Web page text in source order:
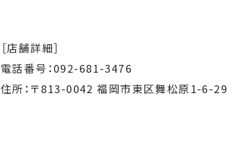
［店舗詳細］
電話番号：092-681-3476
住所：〒813-0042 福岡市東区舞松原1-6-29